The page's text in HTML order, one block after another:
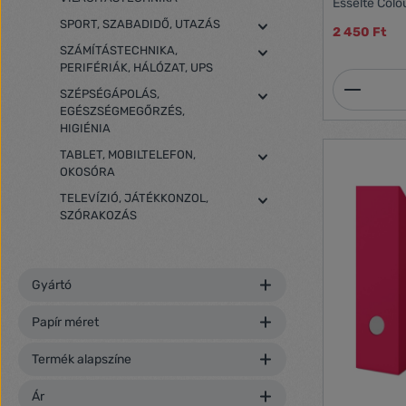
SPORT, SZABADIDŐ, UTAZÁS
SZÁMÍTÁSTECHNIKA,
PERIFÉRIÁK, HÁLÓZAT, UPS
SZÉPSÉGÁPOLÁS,
EGÉSZSÉGMEGŐRZÉS,
HIGIÉNIA
TABLET, MOBILTELEFON,
OKOSÓRA
TELEVÍZIÓ, JÁTÉKKONZOL,
SZÓRAKOZÁS
Gyártó
Papír méret
Termék alapszíne
Ár
Esselte
asztal
mintázattal.
tartós
pozícióban
könnyű
tartalom
minőségű
2 450 Ft